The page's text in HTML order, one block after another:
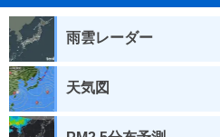
雨雲レーダー
天気図